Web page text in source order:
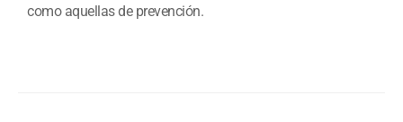
como aquellas de prevención.